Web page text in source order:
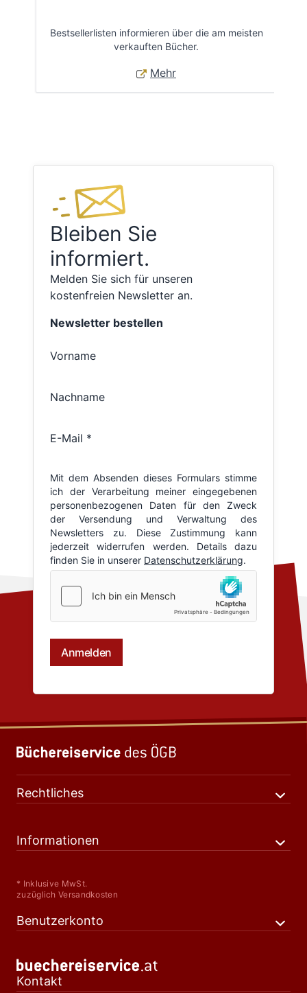
Bestsellerlisten informieren über die am meisten
verkauften Bücher.
Mehr
Bleiben Sie
informiert.
Melden Sie sich für unseren
kostenfreien Newsletter an.
Rechtliches
Informationen
* Inklusive MwSt.
zuzüglich Versandkosten
Benutzerkonto
Kontakt